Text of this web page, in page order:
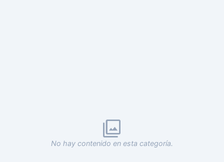
No hay contenido en esta categoría.